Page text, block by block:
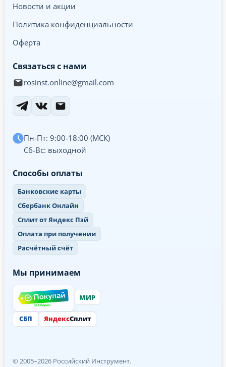
Новости и акции
Политика конфиденциальности
Оферта
Связаться с нами
rosinst.online@gmail.com
Пн-Пт: 9:00-18:00 (МСК)
Сб-Вс: выходной
Способы оплаты
Банковские карты
Сбербанк Онлайн
Сплит от Яндекс Пэй
Оплата при получении
Расчётный счёт
Мы принимаем
МИР
СБП ЯндексСплит
© 2005–2026 Российский Инструмент.